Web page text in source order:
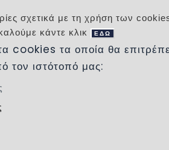
ΠΕΖΟΔΡΟΜΙΟΥ
ΧΑΡΑΚΤΗΡΙΣΤΙΚΑ
πλάκας:35mm ± 2mm
ανά παλέτα: 16m2
παλέτας: 100 x 80cm
παλέτας: 1.350kg
σχετικά με τη χρήση των
κάντε κλικ
ΕΔΩ
cookies τα οποία θα
τον ιστότοπό μας: